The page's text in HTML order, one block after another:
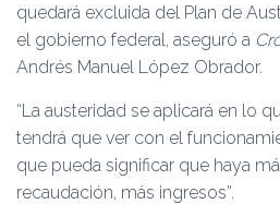
quedará excluida del Plan de
el gobierno federal, aseguró a
Andrés Manuel López Obrador.
“La austeridad se aplicará en lo
tendrá que ver con el
que pueda significar que haya
recaudación, más ingresos”.